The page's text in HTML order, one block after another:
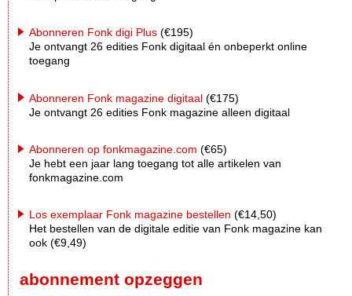
Abonneren Fonk digi Plus (€195)
Je ontvangt 26 edities Fonk digitaal én onbeperkt online
toegang
Abonneren Fonk magazine digitaal (€175)
Je ontvangt 26 edities Fonk magazine alleen digitaal
Abonneren op fonkmagazine.com (€65)
Je hebt een jaar lang toegang tot alle artikelen van
fonkmagazine.com
Los exemplaar Fonk magazine bestellen (€14,50)
Het bestellen van de digitale editie van Fonk magazine kan
ook (€9,49)
abonnement opzeggen